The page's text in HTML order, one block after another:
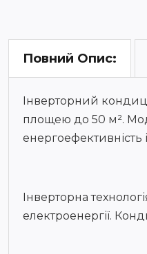
Повний Опис:
Інверторний
площею до 50 м².
енергоефективність
Інверторна
електроенергії.